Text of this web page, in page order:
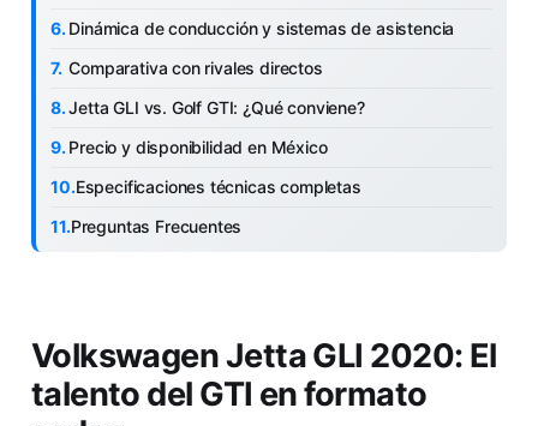
Dinámica de conducción y sistemas de asistencia
Comparativa con rivales directos
Jetta GLI vs. Golf GTI: ¿Qué conviene?
Precio y disponibilidad en México
Especificaciones técnicas completas
Preguntas Frecuentes
Volkswagen Jetta GLI 2020: El
talento del GTI en formato